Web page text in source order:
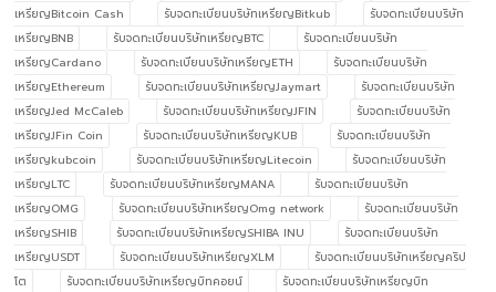
เหรียญBitcoin Cash
รับจดทะเบียนบริษัทเหรียญBitkub
รับจดทะเบียนบริษัท
เหรียญBNB
รับจดทะเบียนบริษัทเหรียญBTC
รับจดทะเบียนบริษัท
เหรียญCardano
รับจดทะเบียนบริษัทเหรียญETH
รับจดทะเบียนบริษัท
เหรียญEthereum
รับจดทะเบียนบริษัทเหรียญJaymart
รับจดทะเบียนบริษัท
เหรียญJed McCaleb
รับจดทะเบียนบริษัทเหรียญJFIN
รับจดทะเบียนบริษัท
เหรียญJFin Coin
รับจดทะเบียนบริษัทเหรียญKUB
รับจดทะเบียนบริษัท
เหรียญkubcoin
รับจดทะเบียนบริษัทเหรียญLitecoin
รับจดทะเบียนบริษัท
เหรียญLTC
รับจดทะเบียนบริษัทเหรียญMANA
รับจดทะเบียนบริษัท
เหรียญOMG
รับจดทะเบียนบริษัทเหรียญOmg network
รับจดทะเบียนบริษัท
เหรียญSHIB
รับจดทะเบียนบริษัทเหรียญSHIBA INU
รับจดทะเบียนบริษัท
เหรียญUSDT
รับจดทะเบียนบริษัทเหรียญXLM
รับจดทะเบียนบริษัทเหรียญคริป
โต
รับจดทะเบียนบริษัทเหรียญบิทคอยน์
รับจดทะเบียนบริษัทเหรียญบิท